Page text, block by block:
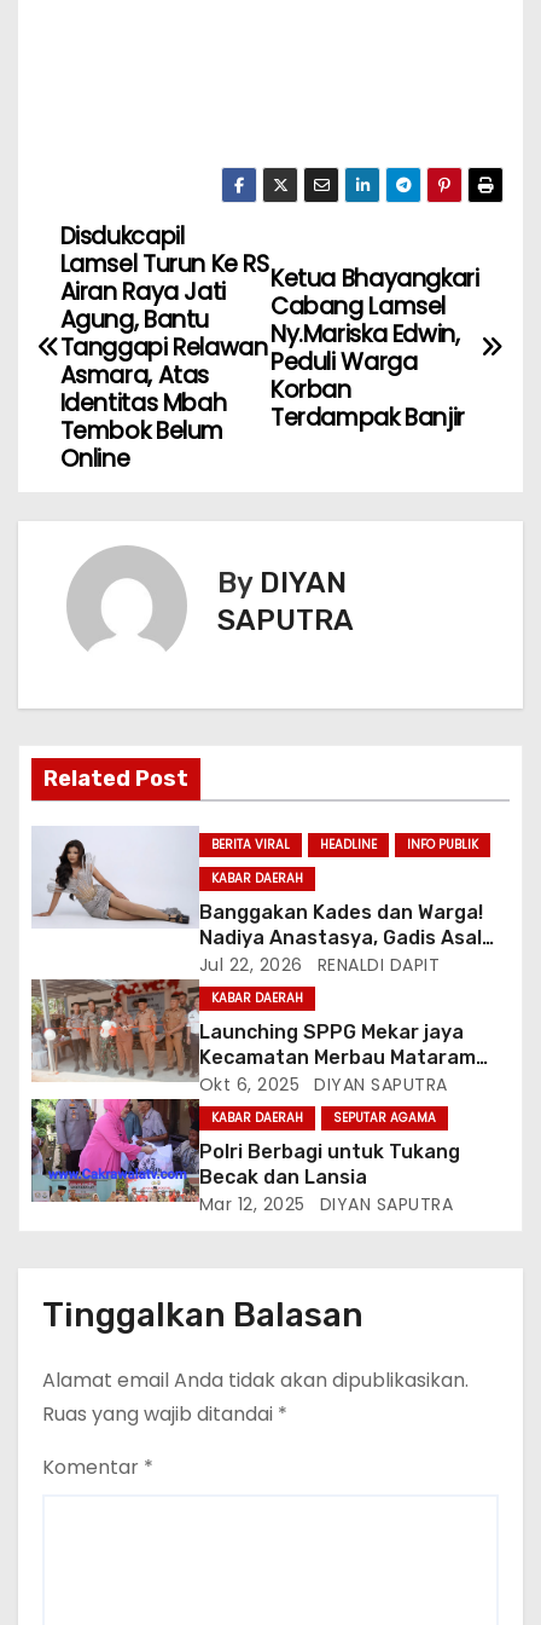
Ketua Bhayangkari
Cabang Lamsel
Ny.Mariska Edwin,
Peduli Warga
Korban
Terdampak Banjir
Disdukcapil
Lamsel Turun Ke RS
Airan Raya Jati
Agung, Bantu
Tanggapi Relawan
Asmara, Atas
Identitas Mbah
Tembok Belum
Online
By DIYAN
SAPUTRA
Related Post
BERITA VIRAL HEADLINE
INFO PUBLIK
KABAR DAERAH
Banggakan Kades dan Warga!
Nadiya Anastasya, Gadis Asal
Gunungsari Citeureup Bawa
Nama Jawa Barat ke Miss
Bintang Remaja Indonesia 2026
Jul 22, 2026 RENALDI DAPIT
KABAR DAERAH
Launching SPPG Mekar jaya
Kecamatan Merbau Mataram
Lampung Selatan
Okt 6, 2025 DIYAN SAPUTRA
KABAR DAERAH SEPUTAR AGAMA
Polri Berbagi untuk Tukang
Becak dan Lansia
Mar 12, 2025 DIYAN SAPUTRA
Tinggalkan Balasan
Alamat email Anda tidak akan dipublikasikan.
Ruas yang wajib ditandai *
Komentar *